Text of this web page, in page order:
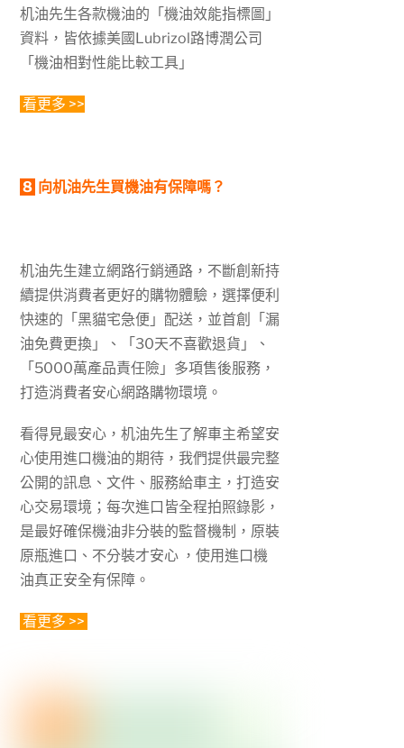
机油先生各款機油的「機油效能指標圖」
資料，皆依據美國Lubrizol路博潤公司
「機油相對性能比較工具」
看更多 >>
8 向机油先生買機油有保障嗎？
机油先生建立網路行銷通路，不斷創新持
續提供消費者更好的購物體驗，選擇便利
快速的「黑貓宅急便」配送，並首創「漏
油免費更換」、「30天不喜歡退貨」、
「5000萬產品責任險」多項售後服務，
打造消費者安心網路購物環境。
看得見最安心，机油先生了解車主希望安
心使用進口機油的期待，我們提供最完整
公開的訊息、文件、服務給車主，打造安
心交易環境；每次進口皆全程拍照錄影，
是最好確保機油非分裝的監督機制，原裝
原瓶進口、不分裝才安心 ，使用進口機
油真正安全有保障。
看更多 >>